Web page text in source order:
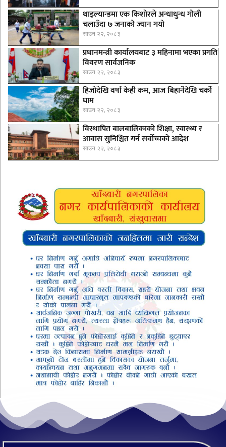
थाइल्यान्डमा एक किशोरले अन्धाधुन्ध गोली
चलाउँदा ७ जनाको ज्यान गयो
साउन २२, २०८३
प्रधानमन्त्री कार्यालयबाट ३ महिनामा भएका प्रगति
विवरण सार्वजनिक
साउन २२, २०८३
हिजोदेखि वर्षा केही कम, आज बिहानैदेखि चर्को
घाम
साउन २२, २०८३
विस्थापित बालबालिकाको शिक्षा, स्वास्थ्य र
आवास सुनिश्चित गर्न सर्वोच्चको आदेश
साउन २२, २०८३